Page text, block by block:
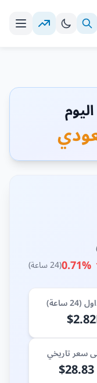
(24 ساعة)
ساعة)
سعر تاريخي
$28.83